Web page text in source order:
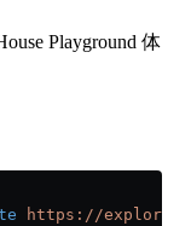
Playground 体
https://